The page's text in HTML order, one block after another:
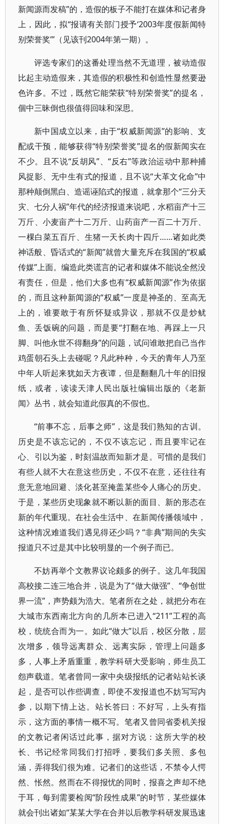
新闻源而发稿”的，造假的板子不能打在媒体和记者身
上，因此，拟“报请有关部门授予‘2003年度假新闻特
别荣誉奖’”（见该刊2004年第一期）。
评选专家们的这番处理当然不无道理，被动造假
比起主动造假来，其造假的积极性和创造性显然要逊
色许多。不过，既然它能荣获“特别荣誉奖”的提名，
個中三昧倒也很值得回味和深思。
新中国成立以来，由于“权威新闻源”的影响、支
配或干预，能够获得“特别荣誉奖”提名的假新闻实在
不少。且不说“反胡风”、“反右”等政治运动中那种捕
风捉影、无中生有式的报道，且不说“大革文化命”中
那种颠倒黑白、造谣诬陷式的报道，就拿那个“三分天
灾、七分人祸”年代的经济报道来说吧，水稻亩产十三
万斤、小麦亩产十二万斤、山药亩产一百二十万斤、
一棵白菜五百斤、生猪一天长肉十四斤……诸如此类
神话般、昏话式的“新闻”就曾大量充斥在我国的“权威
传媒”上面。编造此类谎言的记者和媒体不能说全然没
有责任，但是，他们大多也有“权威新闻源”作为依据
的，而且这种新闻源的“权威”一度是神圣的、至高无
上的，谁要敢于有所怀疑或异议，那就不仅是炒鱿
鱼、丢饭碗的问题，而是要“打翻在地、再踩上一只
脚、叫他永世不得翻身”的问题，试问谁敢把自己当作
鸡蛋朝石头上去碰呢？凡此种种，今天的青年人乃至
中年人听起来犹如天方夜谭，但是翻翻几十年的旧报
纸，或者，读读天津人民出版社编辑出版的《老新
闻》丛书，就会知道此假真的不假也。
“前事不忘，后事之师”，这是我们熟知的古训。
历史是不该忘记的，不仅不该忘记，而且要牢记在
心、引以为鉴，时刻温故而知新才是。可惜的是我们
有些人就不大在意这些历史，不仅不在意，还往往有
意无意地回避、淡化甚至掩盖某些令人痛心的历史。
于是，某些历史现象就不断以新的面目、新的形态在
新的年代重现。在社会生活中、在新闻传播领域中，
这种情况难道我们遇见得还少吗？“非典”期间的失实
报道只不过是其中比较明显的一个例子而已。
不妨再举个文教界议论颇多的例子。这几年我国
高校接二连三地合并，说是为了“做大做强”、“争创世
界一流”，声势颇为浩大。笔者所在之处，就把分布在
大城市东西南北方向的几所本已进入“211”工程的高
校，统统合而为一。如此“做大”以后，校区分散，层
次增多，领导远离群众、远离实际，管理上问题多
多，人事上矛盾重重，教学科研大受影响，师生员工
怨声载道。笔者曾同一家中央级报纸的记者站站长谈
起，是否可以作些调查，即使不发报道也不妨写写内
参，以期下情上达。站长答曰：不好写，上头有指
示，这方面的事情一概不写。笔者又曾同省委机关报
的文教记者闲话过此事，据对方说：这所大学的校
长、书记经常同我们打招呼，要我们多关照、多包
涵，弄得我们很为难。记者们的这些话，不禁令人愕
然、怅然。然而在不得报忧的同时，报喜之声却不绝
于耳，每到需要检阅“阶段性成果”的时节，某些媒体
就会刊出诸如“某某大学在合并以后教学科研发展迅速